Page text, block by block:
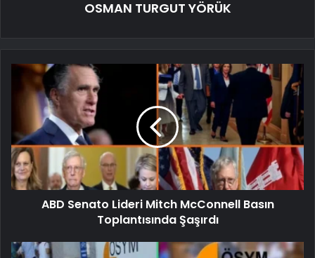
OSMAN TURGUT YÖRÜK
ABD Senato Lideri Mitch McConnell Basın
Toplantısında Şaşırdı